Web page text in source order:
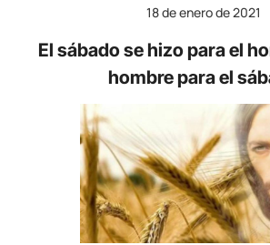
18 de enero de 2021
El sábado se hizo para el
hombre para el